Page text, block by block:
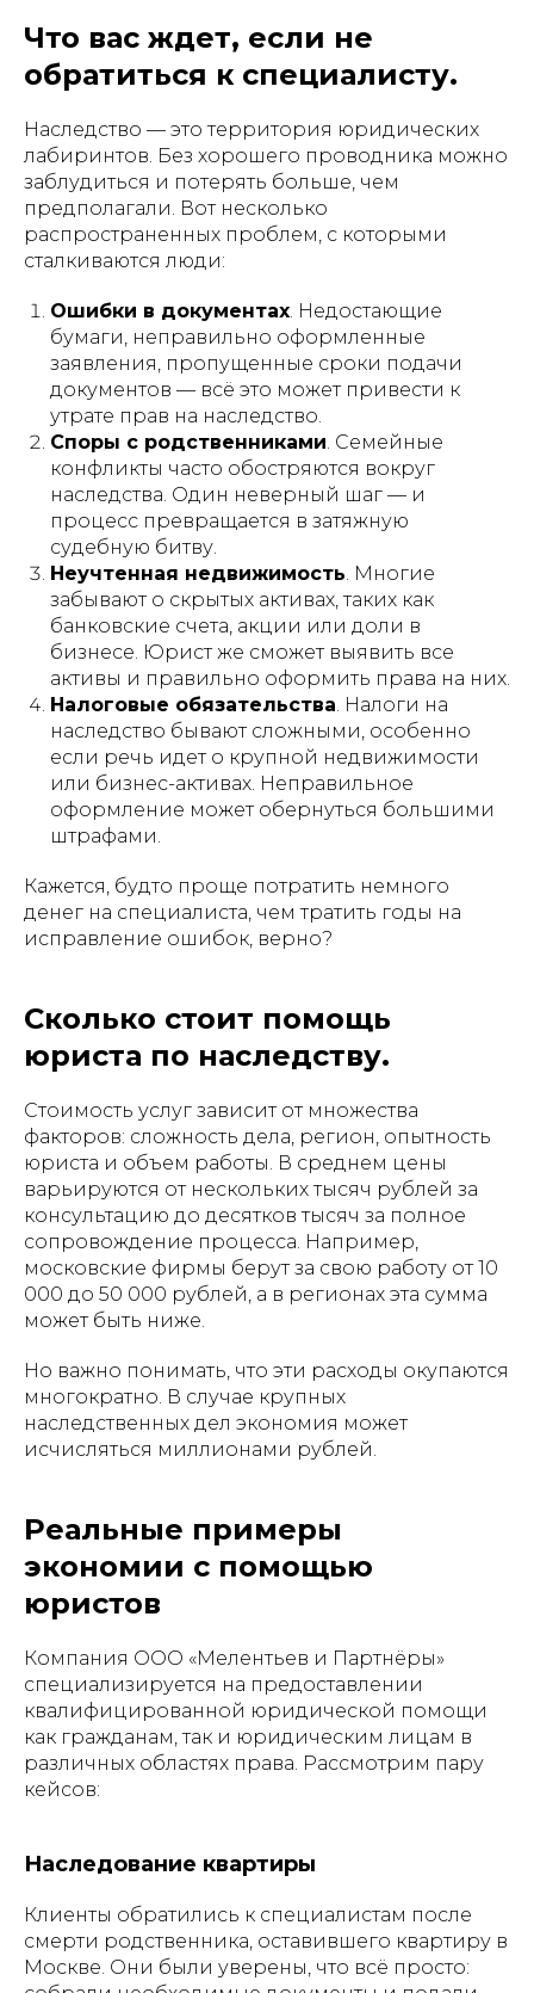
Что вас ждет, если не
обратиться к специалисту.
Наследство — это территория юридических
лабиринтов. Без хорошего проводника можно
заблудиться и потерять больше, чем
предполагали. Вот несколько
распространенных проблем, с которыми
сталкиваются люди:
Ошибки в документах. Недостающие
бумаги, неправильно оформленные
заявления, пропущенные сроки подачи
документов — всё это может привести к
утрате прав на наследство.
Споры с родственниками. Семейные
конфликты часто обостряются вокруг
наследства. Один неверный шаг — и
процесс превращается в затяжную
судебную битву.
Неучтенная недвижимость. Многие
забывают о скрытых активах, таких как
банковские счета, акции или доли в
бизнесе. Юрист же сможет выявить все
активы и правильно оформить права на них.
Налоговые обязательства. Налоги на
наследство бывают сложными, особенно
если речь идет о крупной недвижимости
или бизнес-активах. Неправильное
оформление может обернуться большими
штрафами.
Кажется, будто проще потратить немного
денег на специалиста, чем тратить годы на
исправление ошибок, верно?
Сколько стоит помощь
юриста по наследству.
Стоимость услуг зависит от множества
факторов: сложность дела, регион, опытность
юриста и объем работы. В среднем цены
варьируются от нескольких тысяч рублей за
консультацию до десятков тысяч за полное
сопровождение процесса. Например,
московские фирмы берут за свою работу от 10
000 до 50 000 рублей, а в регионах эта сумма
может быть ниже.
Но важно понимать, что эти расходы окупаются
многократно. В случае крупных
наследственных дел экономия может
исчисляться миллионами рублей.
Реальные примеры
экономии с помощью
юристов
Компания ООО «Мелентьев и Партнёры»
специализируется на предоставлении
квалифицированной юридической помощи
как гражданам, так и юридическим лицам в
различных областях права. Рассмотрим пару
кейсов:
Наследование квартиры
Клиенты обратились к специалистам после
смерти родственника, оставившего квартиру в
Москве. Они были уверены, что всё просто: